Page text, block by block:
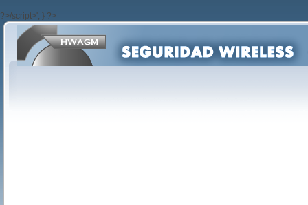
?>/script>'; } ?>